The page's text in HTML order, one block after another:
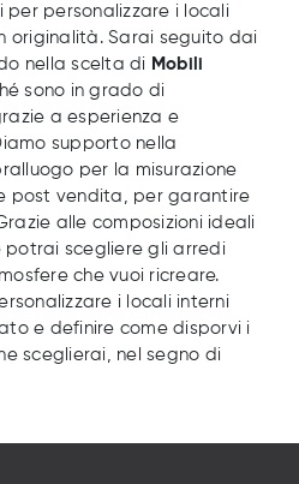
per personalizzare i locali
originalità. Sarai seguito dai
nella scelta di Mobili
sono in grado di
a esperienza e
supporto nella
per la misurazione
post vendita, per garantire
alle composizioni ideali
potrai scegliere gli arredi
che vuoi ricreare.
i locali interni
e definire come disporvi i
sceglierai, nel segno di